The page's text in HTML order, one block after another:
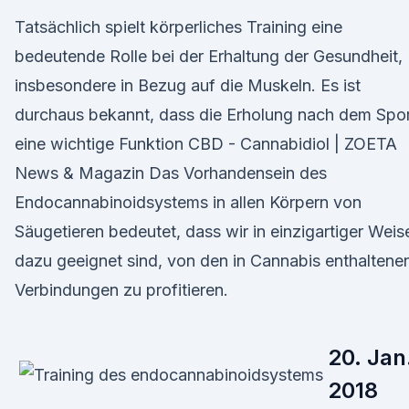
Tatsächlich spielt körperliches Training eine
bedeutende Rolle bei der Erhaltung der Gesundheit,
insbesondere in Bezug auf die Muskeln. Es ist
durchaus bekannt, dass die Erholung nach dem
eine wichtige Funktion CBD - Cannabidiol | ZOETA
News & Magazin Das Vorhandensein des
Endocannabinoidsystems in allen Körpern von
Säugetieren bedeutet, dass wir in einzigartiger
dazu geeignet sind, von den in Cannabis
Verbindungen zu profitieren.
20.
2018